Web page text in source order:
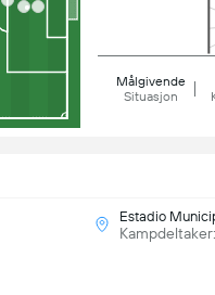
Målgivende
Situasjon
Estadio
Kampdeltaker: